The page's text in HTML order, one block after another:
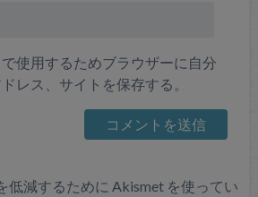
使用するためブラウザーに自分
レス、サイトを保存する。
低減するために Akismet を使ってい